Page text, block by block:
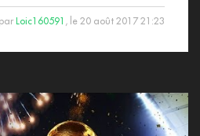
Loic160591 , le 20 août 2017 21:23